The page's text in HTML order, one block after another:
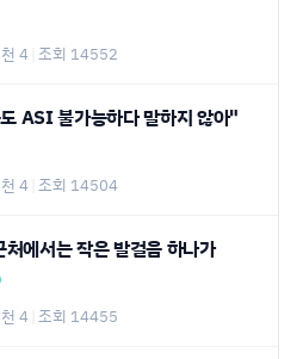
4 조회 14552
ASI 불가능하다 말하지 않아"
4 조회 14504
에서는 작은 발걸음 하나가
4 조회 14455